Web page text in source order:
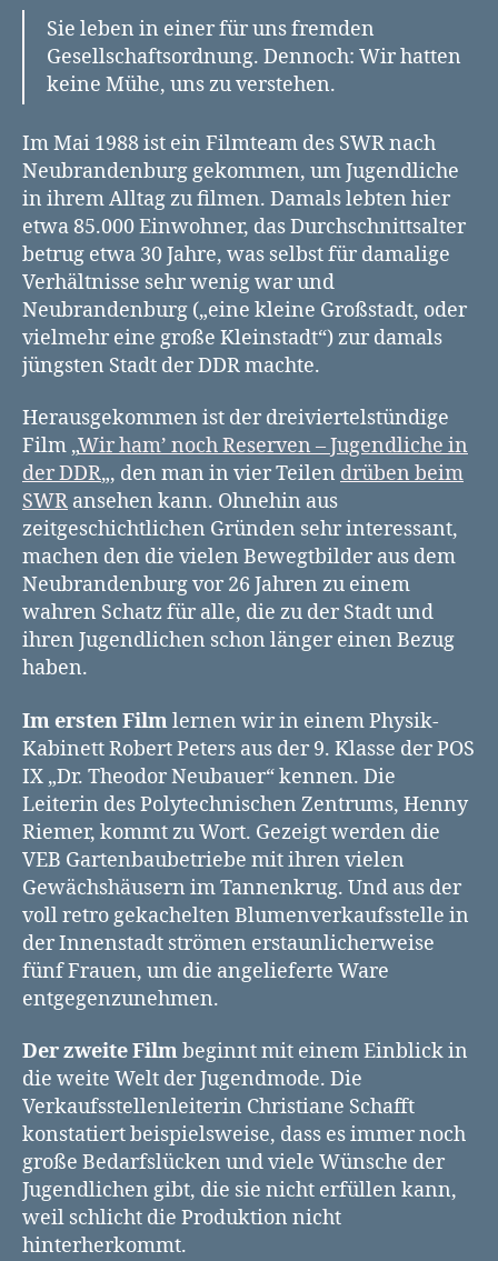
Sie leben in einer für uns fremden
Gesellschaftsordnung. Dennoch: Wir hatten
keine Mühe, uns zu verstehen.
Im Mai 1988 ist ein Filmteam des SWR nach
Neubrandenburg gekommen, um Jugendliche
in ihrem Alltag zu filmen. Damals lebten hier
etwa 85.000 Einwohner, das Durchschnittsalter
betrug etwa 30 Jahre, was selbst für damalige
Verhältnisse sehr wenig war und
Neubrandenburg („eine kleine Großstadt, oder
vielmehr eine große Kleinstadt“) zur damals
jüngsten Stadt der DDR machte.
Herausgekommen ist der dreiviertelstündige
Film „Wir ham’ noch Reserven – Jugendliche in
der DDR„, den man in vier Teilen drüben beim
SWR ansehen kann. Ohnehin aus
zeitgeschichtlichen Gründen sehr interessant,
machen den die vielen Bewegtbilder aus dem
Neubrandenburg vor 26 Jahren zu einem
wahren Schatz für alle, die zu der Stadt und
ihren Jugendlichen schon länger einen Bezug
haben.
Im ersten Filmlernen wir in einem Physik-
Kabinett Robert Peters aus der 9. Klasse der POS
IX „Dr. Theodor Neubauer“ kennen. Die
Leiterin des Polytechnischen Zentrums, Henny
Riemer, kommt zu Wort. Gezeigt werden die
VEB Gartenbaubetriebe mit ihren vielen
Gewächshäusern im Tannenkrug. Und aus der
voll retro gekachelten Blumenverkaufsstelle in
der Innenstadt strömen erstaunlicherweise
fünf Frauen, um die angelieferte Ware
entgegenzunehmen.
Der zweite Filmbeginnt mit einem Einblick in
die weite Welt der Jugendmode. Die
Verkaufsstellenleiterin Christiane Schafft
konstatiert beispielsweise, dass es immer noch
große Bedarfslücken und viele Wünsche der
Jugendlichen gibt, die sie nicht erfüllen kann,
weil schlicht die Produktion nicht
hinterherkommt.